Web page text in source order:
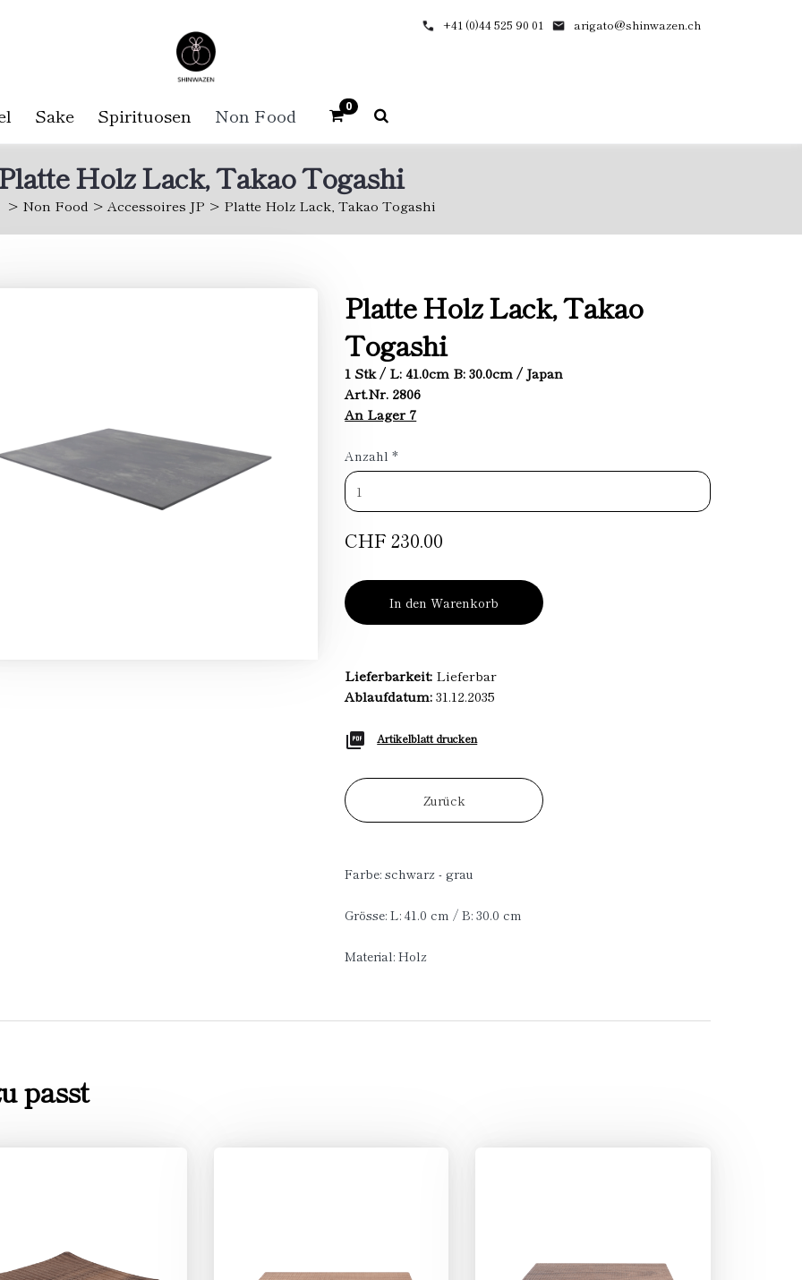
+41 (0)44 525 90 01 arigato@shinwazen.ch
Sake Spirituosen Non Food 0
Holz Lack, Takao Togashi
Non Food Accessoires JP Platte Holz Lack, Takao Togashi
Platte Holz Lack, Takao
Togashi
1 Stk / L: 41.0cm B: 30.0cm / Japan
Art.Nr. 2806
An Lager 7
Anzahl *
CHF 230.00
In den Warenkorb
Lieferbarkeit: Lieferbar
Ablaufdatum: 31.12.2035
Artikelblatt drucken
Zurück
Farbe: schwarz - grau
Grösse: L: 41.0 cm / B: 30.0 cm
Material: Holz
passt